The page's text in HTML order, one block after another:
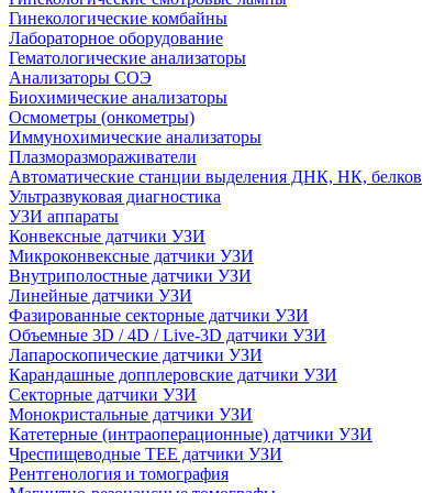
Гинекологические комбайны
Лабораторное оборудование
Гематологические анализаторы
Анализаторы СОЭ
Биохимические анализаторы
Осмометры (онкометры)
Иммунохимические анализаторы
Плазморазмораживатели
Автоматические станции выделения ДНК, НК, белков
Ультразвуковая диагностика
УЗИ аппараты
Конвексные датчики УЗИ
Микроконвексные датчики УЗИ
Внутриполостные датчики УЗИ
Линейные датчики УЗИ
Фазированные секторные датчики УЗИ
Объемные 3D / 4D / Live-3D датчики УЗИ
Лапароскопические датчики УЗИ
Карандашные допплеровские датчики УЗИ
Секторные датчики УЗИ
Монокристальные датчики УЗИ
Катетерные (интраоперационные) датчики УЗИ
Чреспищеводные TEE датчики УЗИ
Рентгенология и томография